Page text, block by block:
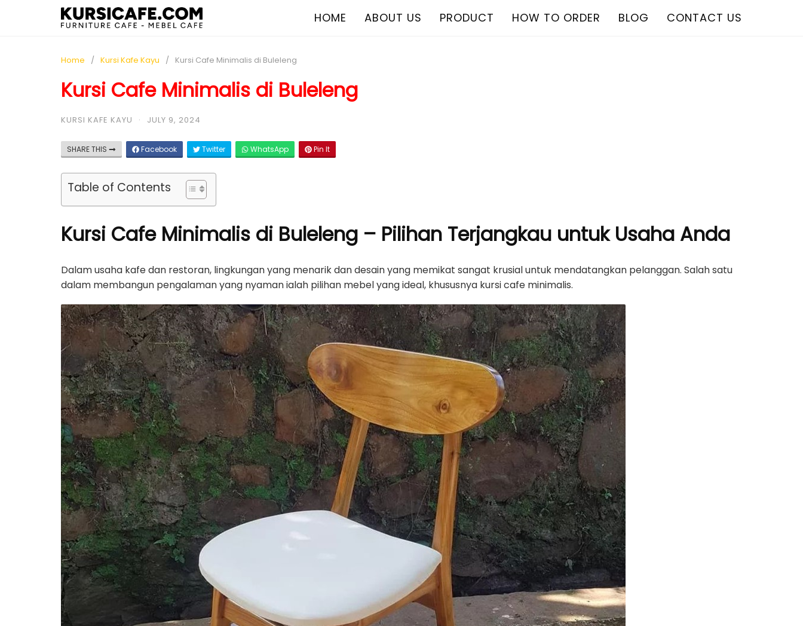
HOME ABOUT US PRODUCT HOW TO ORDER BLOG CONTACT US
Home Kursi Kafe Kayu Kursi Cafe Minimalis di Buleleng
Kursi Cafe Minimalis di Buleleng
KURSI KAFE KAYU · JULY 9, 2024
SHARE THIS Facebook Twitter WhatsApp Pin It
Table of Contents
Kursi Cafe Minimalis di Buleleng – Pilihan Terjangkau untuk Usaha Anda
Dalam usaha kafe dan restoran, lingkungan yang menarik dan desain yang memikat sangat krusial untuk mendatangkan pelanggan. Salah satu
dalam membangun pengalaman yang nyaman ialah pilihan mebel yang ideal, khususnya kursi cafe minimalis.